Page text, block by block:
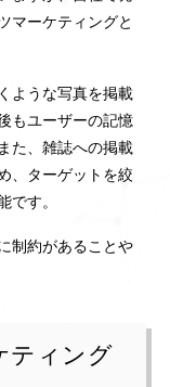
マーケティングと
ような写真を掲載
もユーザーの記憶
た、雑誌への掲載
、ターゲットを絞
です。
制約があることや
ティング